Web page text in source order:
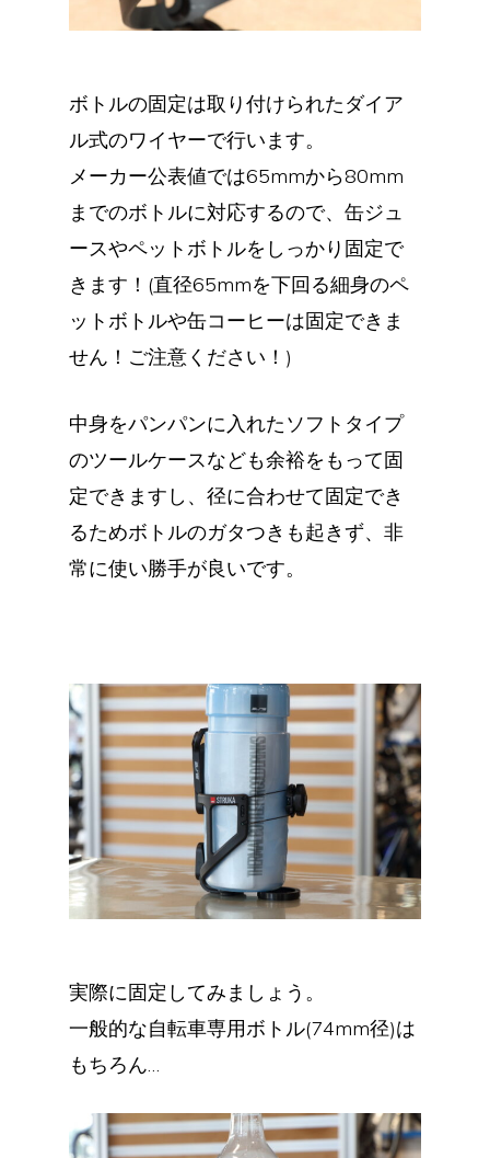
ボトルの固定は取り付けられたダイア
ル式のワイヤーで行います。
メーカー公表値では65mmから80mm
までのボトルに対応するので、缶ジュ
ースやペットボトルをしっかり固定で
きます！(直径65mmを下回る細身のペ
ットボトルや缶コーヒーは固定できま
せん！ご注意ください！)
中身をパンパンに入れたソフトタイプ
のツールケースなども余裕をもって固
定できますし、径に合わせて固定でき
るためボトルのガタつきも起きず、非
常に使い勝手が良いです。
実際に固定してみましょう。
一般的な自転車専用ボトル(74mm径)は
もちろん…